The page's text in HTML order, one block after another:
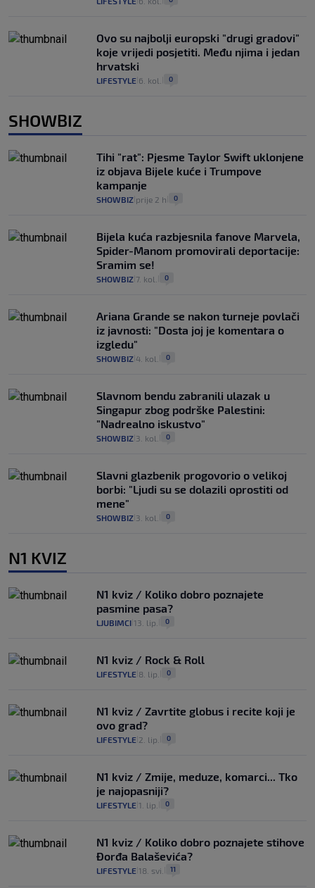
Ovo su najbolji europski "drugi gradovi"
koje vrijedi posjetiti. Među njima i jedan
hrvatski
LIFESTYLE 6. kol. 0
SHOWBIZ
Tihi "rat": Pjesme Taylor Swift uklonjene
iz objava Bijele kuće i Trumpove
kampanje
SHOWBIZ prije 2 h 0
Bijela kuća razbjesnila fanove Marvela,
Spider-Manom promovirali deportacije:
Sramim se!
SHOWBIZ 7. kol. 0
Ariana Grande se nakon turneje povlači
iz javnosti: "Dosta joj je komentara o
izgledu"
SHOWBIZ 4. kol. 0
Slavnom bendu zabranili ulazak u
Singapur zbog podrške Palestini:
"Nadrealno iskustvo"
SHOWBIZ 3. kol. 0
Slavni glazbenik progovorio o velikoj
borbi: "Ljudi su se dolazili oprostiti od
mene"
SHOWBIZ 3. kol. 0
N1 KVIZ
N1 kviz / Koliko dobro poznajete
pasmine pasa?
LJUBIMCI 13. lip. 0
N1 kviz / Rock & Roll
LIFESTYLE 8. lip. 0
N1 kviz / Zavrtite globus i recite koji je
ovo grad?
LIFESTYLE 2. lip. 0
N1 kviz / Zmije, meduze, komarci... Tko
je najopasniji?
LIFESTYLE 1. lip. 0
N1 kviz / Koliko dobro poznajete stihove
Đorđa Balaševića?
LIFESTYLE 18. svi. 11